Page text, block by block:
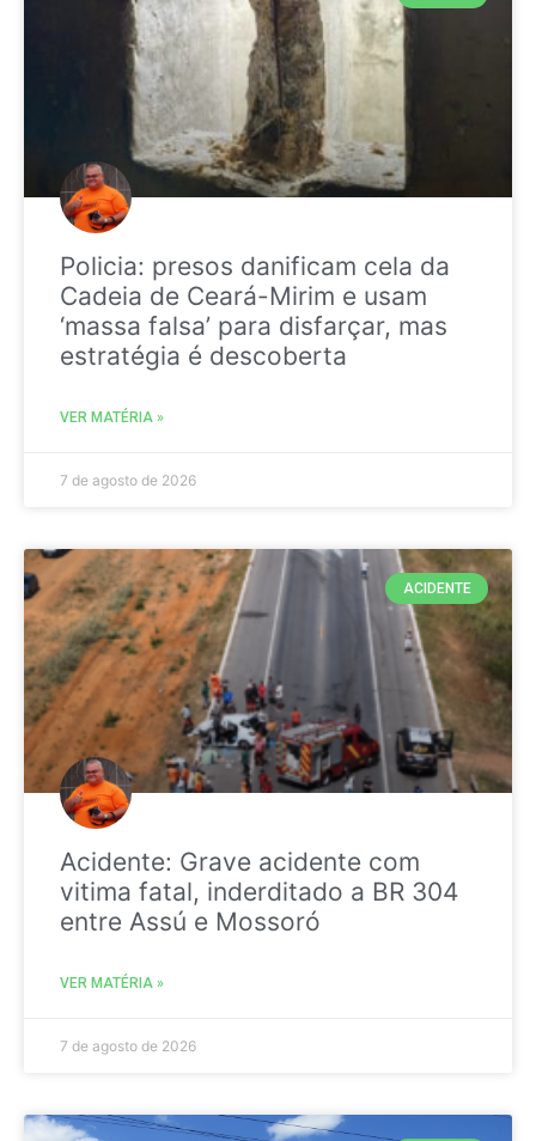
Policia: presos danificam cela da
Cadeia de Ceará-Mirim e usam
‘massa falsa’ para disfarçar, mas
estratégia é descoberta
VER MATÉRIA »
7 de agosto de 2026
ACIDENTE
Acidente: Grave acidente com
vitima fatal, inderditado a BR 304
entre Assú e Mossoró
VER MATÉRIA »
7 de agosto de 2026